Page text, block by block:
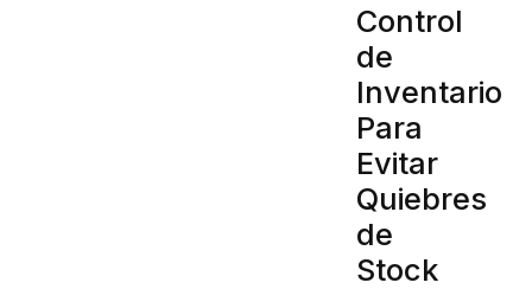
Control
de
Inventario
Para
Evitar
Quiebres
de
Stock